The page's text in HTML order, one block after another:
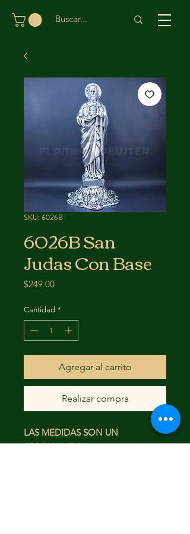
SKU: 6026B
6026B San
Judas Con Base
$249.00Precio
Cantidad *
Agregar al carrito
Realizar compra
LAS MEDIDAS SON UN
APROXIMADO